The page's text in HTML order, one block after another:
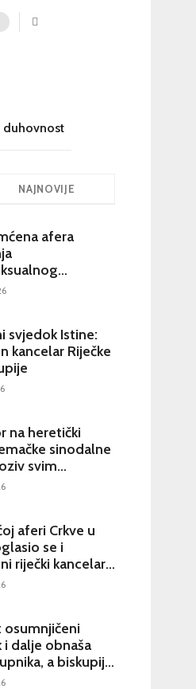
duhovnost
NAJNOVIJE
afera
maloljetnika
svjedok Istine:
kancelar Riječke
na heretički
sinodalne
svim
na potpisivanje
aferi Crkve u
se i
riječki kancelar:
stvara nove
osumnjičeni
i dalje obnaša
a biskupija
je sve